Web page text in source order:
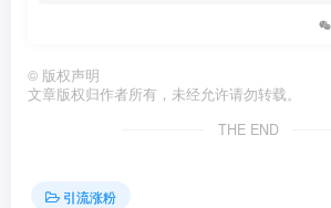
© 版权声明
文章版权归作者所有，未经允许请勿转载。
THE END
引流涨粉